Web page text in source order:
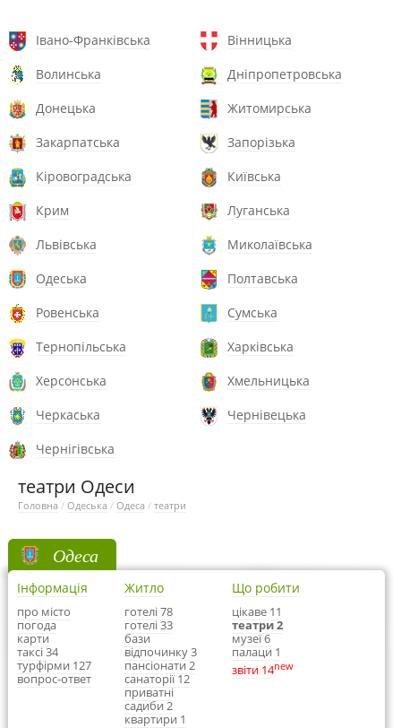
Івано-Франківська
Вінницька
Волинська
Дніпропетровська
Донецька
Житомирська
Закарпатська
Запорізька
Кіровоградська
Київська
Крим
Луганська
Львівська
Миколаївська
Одеська
Полтавська
Ровенська
Сумська
Тернопільська
Харківська
Херсонська
Хмельницька
Черкаська
Чернівецька
Чернігівська
театри Одеси
Головна / Одеська / Одеса / театри
Одеса
Інформація
про місто
погода
карти
таксі 34
турфірми 127
вопрос-ответ
Житло
готелі 78
готелі 33
бази
відпочинку 3
пансіонати 2
санаторії 12
приватні
садиби 2
квартири 1
Що робити
цікаве 11
театри 2
музеї 6
палаци 1
звіти 14new